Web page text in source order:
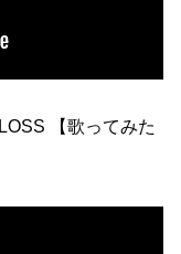
【歌ってみた